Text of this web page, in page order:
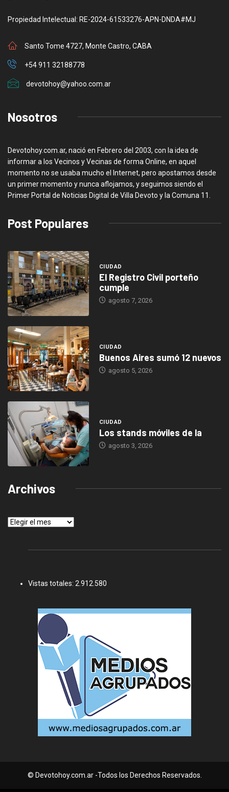
Propiedad Intelectual: RE-2024-61533276-APN-DNDA#MJ
Santo Tome 4727, Monte Castro, CABA
+54 911 32188778
devotohoy@yahoo.com.ar
Nosotros
Devotohoy.com.ar, nació en Febrero del 2003, con la idea de
informar a los Vecinos y Vecinas de forma Online, en aquel
momento no se usaba mucho el Internet, pero apostamos desde
un primer momento y nunca aflojamos, y seguimos siendo el
Primer Portal de Noticias Digital de Villa Devoto y la Comuna 11.
Post Populares
CIUDAD
El Registro Civil porteño
cumple
agosto 7, 2026
CIUDAD
Buenos Aires sumó 12 nuevos
agosto 5, 2026
CIUDAD
Los stands móviles de la
agosto 3, 2026
Archivos
Archivos
Vistas totales: 2.912.580
© Devotohoy.com.ar -Todos los Derechos Reservados.